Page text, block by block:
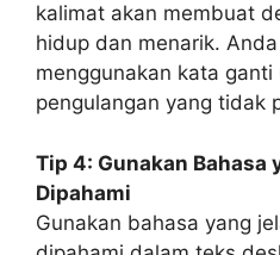
kalimat akan membuat
hidup dan menarik.
menggunakan kata
pengulangan yang tidak
Tip 4: Gunakan Bahasa
Dipahami
Gunakan bahasa yang